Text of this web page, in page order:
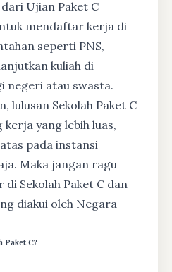
Ujian Paket C
mendaftar kerja di
seperti PNS,
kuliah di
negeri atau swasta.
lulusan Sekolah Paket C
kerja yang lebih luas,
pada instansi
Maka jangan ragu
Sekolah Paket C dan
diakui oleh Negara
Paket C?